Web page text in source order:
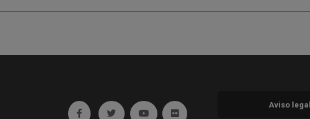
Ir a facebook (abre en ventana nueva)
Ir a twitter (abre en ventana nueva)
Ir a YouTube (abre en ventana nueva)
Ir a Flickr (abre en ventana nueva)
Aviso legal